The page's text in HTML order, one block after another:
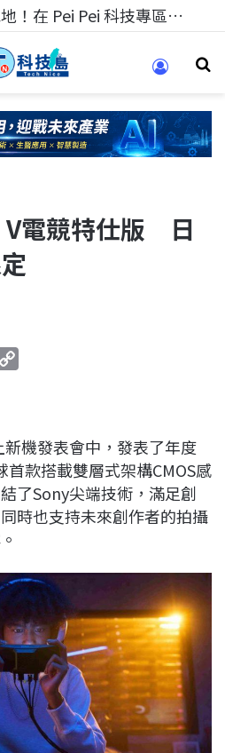
科技人的經驗傳承地！在 Pei Pei 科技專區，與學弟妹交流最硬核的技術
電競特仕版 日
L
i
n
k
機發表會中，發表了年度
首款搭載雙層式架構CMOS感
了Sony尖端技術，滿足創
時也支持未來創作者的拍攝